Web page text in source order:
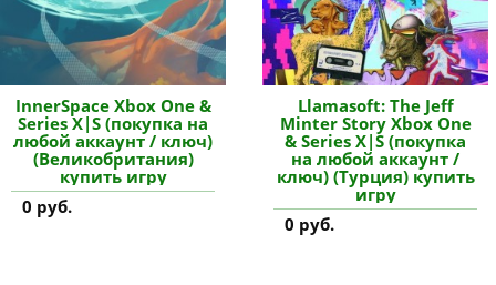
InnerSpace Xbox One &
Series X|S (покупка на
любой аккаунт / ключ)
(Великобритания)
купить игру
0 руб.
Llamasoft: The Jeff
Minter Story Xbox One
& Series X|S (покупка
на любой аккаунт /
ключ) (Турция) купить
игру
0 руб.